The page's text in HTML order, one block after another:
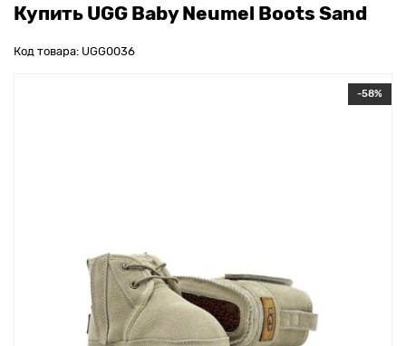
Купить UGG Baby Neumel Boots Sand
Код товара: UGG0036
-58%